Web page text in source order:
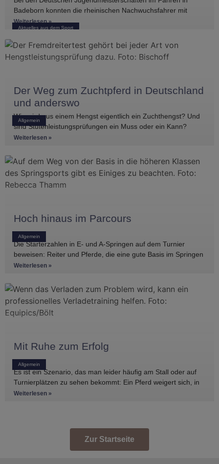
Aktuelles aus dem Sport
Badeborn konnten die rheinischen Nachwuchsfahrer mit
mehreren vorderen Platzierungen überzeugen. Frederik
Koitka erreichte
Weiterlesen »
Allgemein
Der Weg zum Zuchtpferd in Deutschland
und anderswo
Wie wird aus einem Hengst eigentlich ein Zuchthengst? Und
sind Stutenleistungsprüfungen ein Muss oder ein Kann?
Einblicke in die Regelwerke
Weiterlesen »
Allgemein
Hoch hinaus im Parcours
Die Starterzahlen in E- und A-Springen auf dem Turnier
beweisen: Reiter und Pferde, die eine gute Basis im Springen
haben, gibt es
Weiterlesen »
Allgemein
Mit Ruhe zum Erfolg
Es ist ein Szenario, das man leider häufig am Stall oder auf
Turnierplätzen zu sehen bekommt: Ein Pferd weigert sich, in
den Anhänger zu
Weiterlesen »
Zur Startseite